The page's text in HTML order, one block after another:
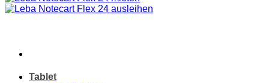
Tablet